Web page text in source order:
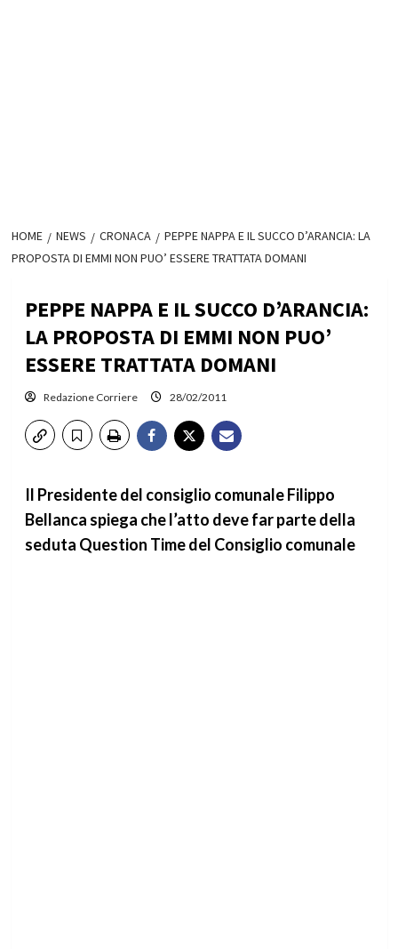
HOME NEWS CRONACA
PEPPE NAPPA E IL SUCCO D’ARANCIA: LA
PROPOSTA DI EMMI NON PUO’ ESSERE TRATTATA DOMANI
PEPPE NAPPA E IL SUCCO D’ARANCIA:
LA PROPOSTA DI EMMI NON PUO’
ESSERE TRATTATA DOMANI
Redazione Corriere 28/02/2011
Il Presidente del consiglio comunale Filippo
Bellanca spiega che l’atto deve far parte della
seduta Question Time del Consiglio comunale